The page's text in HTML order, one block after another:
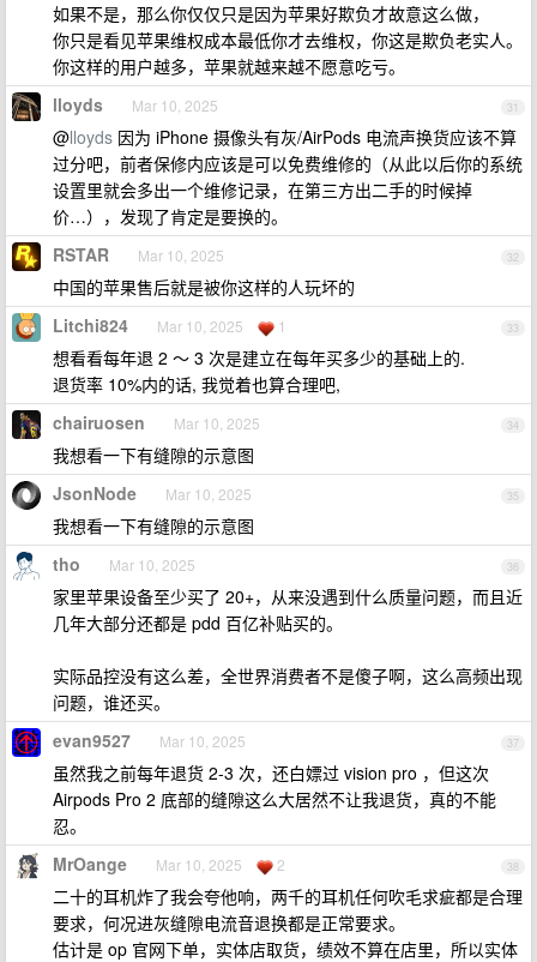
如果不是，那么你仅仅只是因为苹果好欺负才故意这么做，
你只是看见苹果维权成本最低你才去维权，你这是欺负老实人。
你这样的用户越多，苹果就越来越不愿意吃亏。
31
lloyds Mar 10, 2025
@lloyds 因为 iPhone 摄像头有灰/AirPods 电流声换货应该不算
过分吧，前者保修内应该是可以免费维修的（从此以后你的系统
设置里就会多出一个维修记录，在第三方出二手的时候掉
价…），发现了肯定是要换的。
32
RSTAR Mar 10, 2025
中国的苹果售后就是被你这样的人玩坏的
33
Litchi824 Mar 10, 2025 1
想看看每年退 2 ～ 3 次是建立在每年买多少的基础上的.
退货率 10%内的话, 我觉着也算合理吧,
34
chairuosen Mar 10, 2025
我想看一下有缝隙的示意图
35
JsonNode Mar 10, 2025
我想看一下有缝隙的示意图
36
tho Mar 10, 2025
家里苹果设备至少买了 20+，从来没遇到什么质量问题，而且近
几年大部分还都是 pdd 百亿补贴买的。
实际品控没有这么差，全世界消费者不是傻子啊，这么高频出现
问题，谁还买。
37
evan9527 Mar 10, 2025
虽然我之前每年退货 2-3 次，还白嫖过 vision pro ，但这次
Airpods Pro 2 底部的缝隙这么大居然不让我退货，真的不能
忍。
38
MrOange Mar 10, 2025 2
二十的耳机炸了我会夸他响，两千的耳机任何吹毛求疵都是合理
要求，何况进灰缝隙电流音退换都是正常要求。
估计是 op 官网下单，实体店取货，绩效不算在店里，所以实体